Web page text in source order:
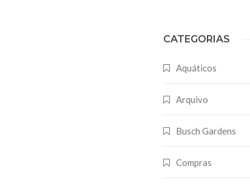
CATEGORIAS
Aquáticos
Arquivo
Busch Gardens
Compras